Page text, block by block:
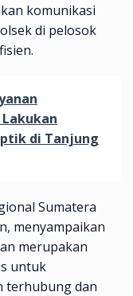
komunikasi
di pelosok
di Tanjung
Sumatera
menyampaikan
merupakan
untuk
terhubung dan